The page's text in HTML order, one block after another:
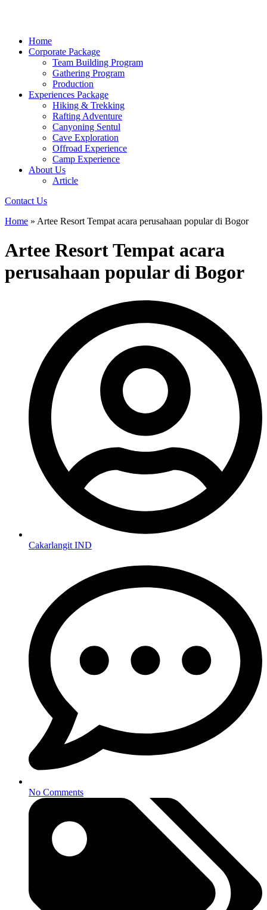
Home
Corporate Package
Team Building Program
Gathering Program
Production
Experiences Package
Hiking & Trekking
Rafting Adventure
Canyoning Sentul
Cave Exploration
Offroad Experience
Camp Experience
About Us
Article
Contact Us
Home » Artee Resort Tempat acara perusahaan popular di Bogor
Artee Resort Tempat acara
perusahaan popular di Bogor
Cakarlangit IND
No Comments